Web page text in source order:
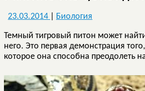
23.03.2014 Биология
Темный тигровый питон может
него. Это первая демонстрация
которое она способна преодолеть